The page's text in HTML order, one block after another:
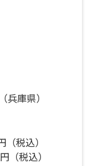
庫県）
税込）
（税込）